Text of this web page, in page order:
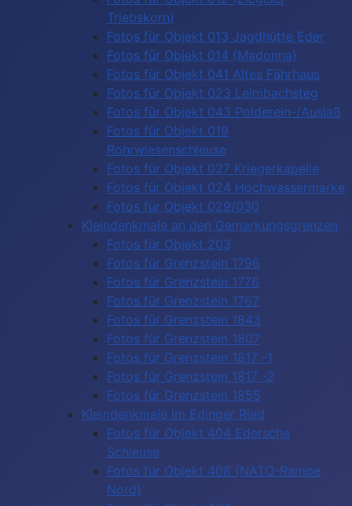
Triebskorn)
Fotos für Objekt 013 Jagdhütte Eder
Fotos für Objekt 014 (Madonna)
Fotos für Objekt 041 Altes Fährhaus
Fotos für Objekt 023 Leimbachsteg
Fotos für Objekt 043 Polderein-/Auslaß
Fotos für Objekt 019
Rohrwiesenschleuse
Fotos für Objekt 027 Kriegerkapelle
Fotos für Objekt 024 Hochwassermarke
Fotos für Objekt 029/030
Kleindenkmale an den Gemarkungsgrenzen
Fotos für Objekt 203
Fotos für Grenzstein 1796
Fotos für Grenzstein 1776
Fotos für Grenzstein 1767
Fotos für Grenzstein 1843
Fotos für Grenzstein 1807
Fotos für Grenzstein 1817 -1
Fotos für Grenzstein 1817 -2
Fotos für Grenzstein 1855
Kleindenkmale im Edinger Ried
Fotos für Objekt 404 Edersche
Schleuse
Fotos für Objekt 408 (NATO-Rampe
Nord)